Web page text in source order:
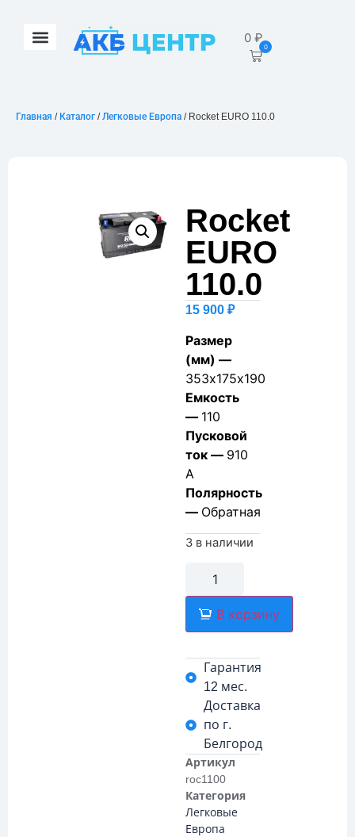
0₽
0
Главная / Каталог /Легковые Европа / Rocket EURO 110.0
Rocket
EURO
110.0
15 900 ₽
Размер
(мм) —
353х175х190
Емкость
— 110
Пусковой
ток — 910
А
Полярность
— Обратная
3 в наличии
В корзину
Гарантия
12 мес.
Доставка
по г.
Белгород
Артикул
roc1100
Категория
Легковые
Европа